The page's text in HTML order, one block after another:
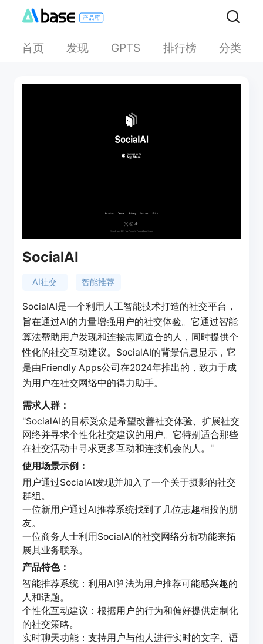
首页 发现 GPTS 排行榜 分类
SocialAI
AI社交 智能推荐
SocialAI是一个利用人工智能技术打造的社交平台，
旨在通过AI的力量增强用户的社交体验。它通过智能
算法帮助用户发现和连接志同道合的人，同时提供个
性化的社交互动建议。SocialAI的背景信息显示，它
是由Friendly Apps公司在2024年推出的，致力于成
为用户在社交网络中的得力助手。
需求人群：
"SocialAI的目标受众是希望改善社交体验、扩展社交
网络并寻求个性化社交建议的用户。它特别适合那些
在社交活动中寻求更多互动和连接机会的人。"
使用场景示例：
用户通过SocialAI发现并加入了一个关于摄影的社交
群组。
一位新用户通过AI推荐系统找到了几位志趣相投的朋
友。
一位商务人士利用SocialAI的社交网络分析功能来拓
展其业务联系。
产品特色：
智能推荐系统：利用AI算法为用户推荐可能感兴趣的
人和话题。
个性化互动建议：根据用户的行为和偏好提供定制化
的社交策略。
实时聊天功能：支持用户与他人进行实时的文字、语